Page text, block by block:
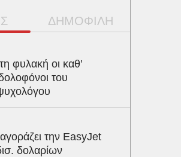
ΔΗΜΟΦΙΛΗ
φυλακή οι καθ’
του
την EasyJet
δολαρίων